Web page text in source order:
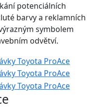
potenciálních
barvy a reklamních
symbolem
odvětví.